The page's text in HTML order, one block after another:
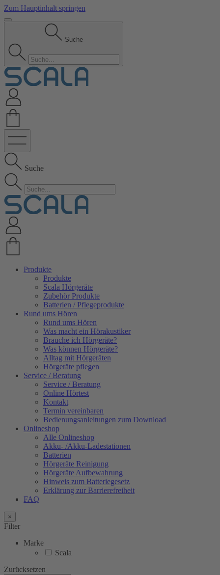
Zum Hauptinhalt springen
Suche
Suche
Produkte
Produkte
Scala Hörgeräte
Zubehör Produkte
Batterien / Pflegeprodukte
Rund ums Hören
Rund ums Hören
Was macht ein Hörakustiker
Brauche ich Hörgeräte?
Was können Hörgeräte?
Alltag mit Hörgeräten
Hörgeräte pflegen
Service / Beratung
Service / Beratung
Online Hörtest
Kontakt
Termin vereinbaren
Bedienungsanleitungen zum Download
Onlineshop
Alle Onlineshop
Akku- /Akku-Ladestationen
Batterien
Hörgeräte Reinigung
Hörgeräte Aufbewahrung
Hinweis zum Batteriegesetz
Erklärung zur Barrierefreiheit
FAQ
×
Filter
Marke
Scala
Zurücksetzen